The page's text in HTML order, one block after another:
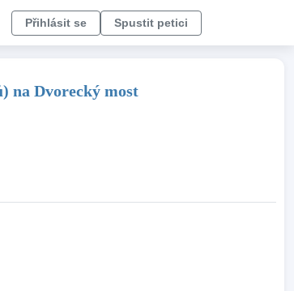
Přihlásit se Spustit petici
na Dvorecký most